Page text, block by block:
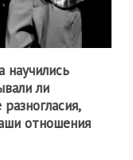
научились
ли
отношения